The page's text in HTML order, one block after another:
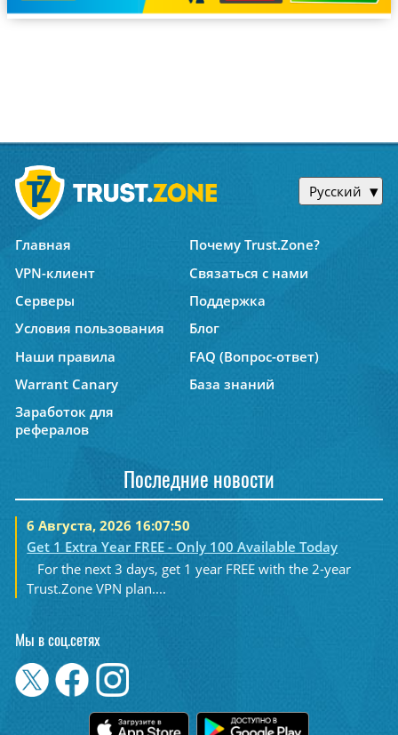
Русский
Главная
Почему Trust.Zone?
VPN-клиент
Связаться с нами
Серверы
Поддержка
Условия пользования
Блог
Наши правила
FAQ (Вопрос-ответ)
Warrant Canary
База знаний
Заработок для
рефералов
Последние новости
6 Августа, 2026 16:07:50
Get 1 Extra Year FREE - Only 100 Available Today
For the next 3 days, get 1 year FREE with the 2-year
Trust.Zone VPN plan....
Мы в соц.сетях